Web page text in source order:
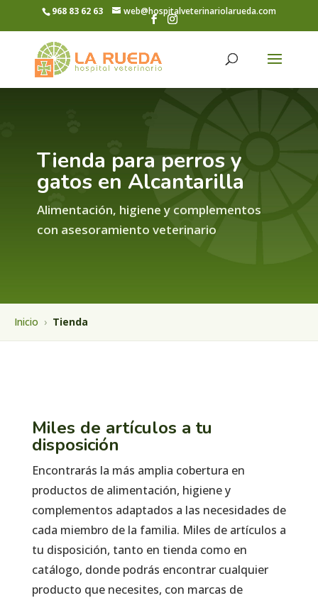
968 83 62 63 web@hospitalveterinariolarueda.com
Tienda para perros y
gatos en Alcantarilla
Alimentación, higiene y complementos
con asesoramiento veterinario
Inicio › Tienda
Miles de artículos a tu
disposición
Encontrarás la más amplia cobertura en
productos de alimentación, higiene y
complementos adaptados a las necesidades de
cada miembro de la familia. Miles de artículos a
tu disposición, tanto en tienda como en
catálogo, donde podrás encontrar cualquier
producto que necesites, con marcas de